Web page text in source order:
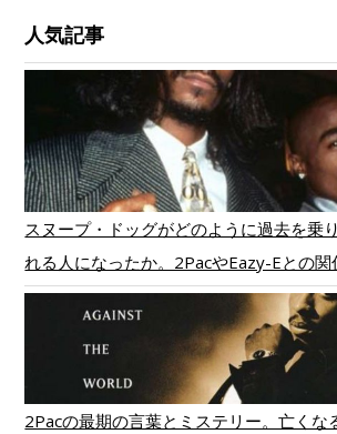
人気記事
スヌープ・ドッグがどのように過去を乗
れる人になったか。2PacやEazy-Eとの関
2Pacの最期の言葉とミステリー。亡くな